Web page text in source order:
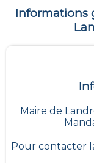
Informations
Maire de
Pour contacter